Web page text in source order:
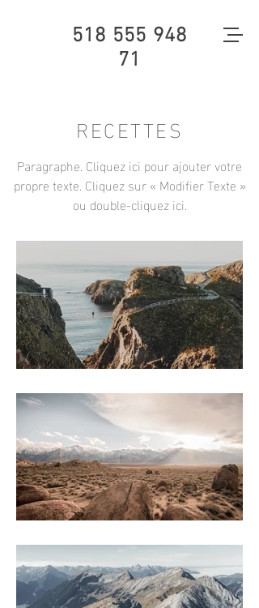
518 555 948
71
RECETTES
Paragraphe. Cliquez ici pour ajouter votre
propre texte. Cliquez sur « Modifier Texte »
ou double-cliquez ici.